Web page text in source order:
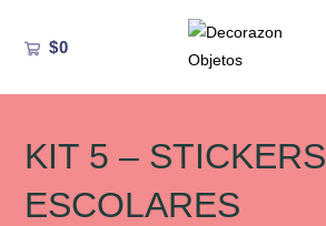
$0
KIT 5 – STICKERS
ESCOLARES